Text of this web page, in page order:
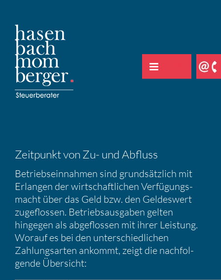
springen
Zeitpunkt von Zu- und Abfluss
Betriebs­ein­nahmen sind grund­sätz­lich mit
Erlangen der wirtschaft­li­chen Verfü­gungs­
macht über das Geld bzw. den Geldes­wert
zugeflossen. Betriebs­aus­gaben gelten
hingegen als abgeflossen mit ihrer Leistung.
Worauf es bei den unter­schied­li­chen
Zahlungs­arten ankommt, zeigt die nachfol­
gende Übersicht: